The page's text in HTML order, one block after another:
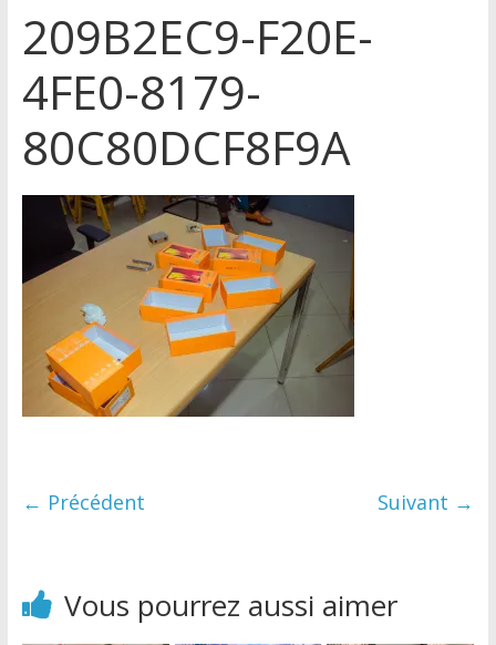
209B2EC9-F20E-
4FE0-8179-
80C80DCF8F9A
← Précédent Suivant →
Vous pourrez aussi aimer